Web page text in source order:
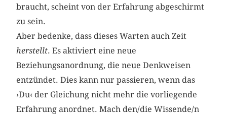
braucht, scheint von der Erfahrung abgeschirmt
zu sein.
Aber bedenke, dass dieses Warten auch Zeit
herstellt. Es aktiviert eine neue
Beziehungsanordnung, die neue Denkweisen
entzündet. Dies kann nur passieren, wenn das
›Du‹ der Gleichung nicht mehr die vorliegende
Erfahrung anordnet. Mach den/die Wissende/n